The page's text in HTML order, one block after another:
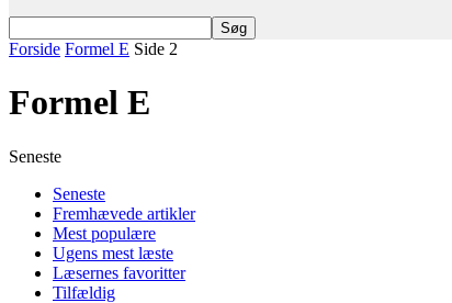
Forside Formel E Side 2
Formel E
Seneste
Seneste
Fremhævede artikler
Mest populære
Ugens mest læste
Læsernes favoritter
Tilfældig